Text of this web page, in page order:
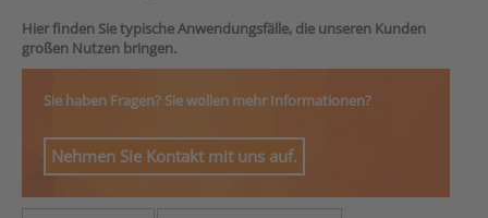
Hier finden Sie typische Anwendungsfälle, die unseren Kunden
großen Nutzen bringen.
Sie haben Fragen? Sie wollen mehr Informationen?
Nehmen Sie Kontakt mit uns auf.